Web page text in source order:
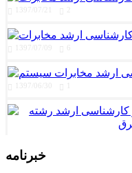
1397/07/21
1397/07/09 6
1397/06/30
خبرنامه